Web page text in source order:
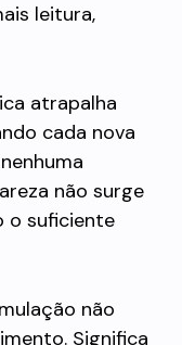
leitura,
atrapalha
cada nova
não surge
o suficiente
não
Significa